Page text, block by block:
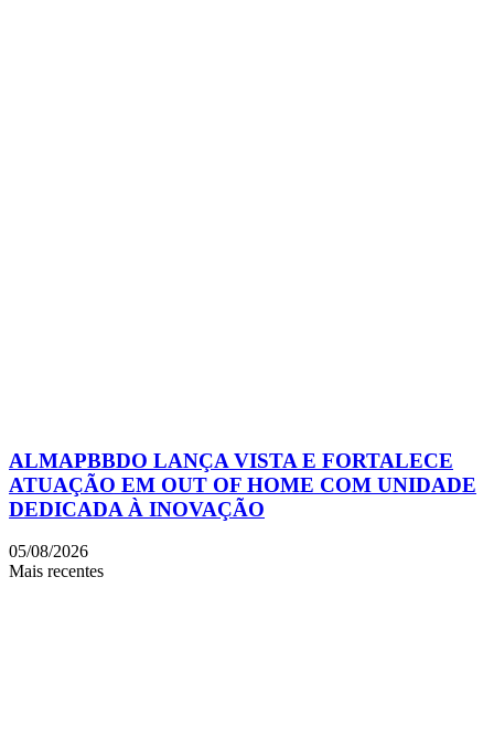
ALMAPBBDO LANÇA VISTA E FORTALECE
ATUAÇÃO EM OUT OF HOME COM UNIDADE
DEDICADA À INOVAÇÃO
05/08/2026
Mais recentes